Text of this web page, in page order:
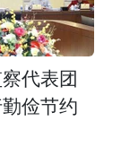
代表团
俭节约